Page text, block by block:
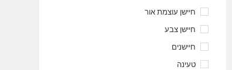
חיישן עוצמת אור
חיישן צבע
חיישנים
טעינה